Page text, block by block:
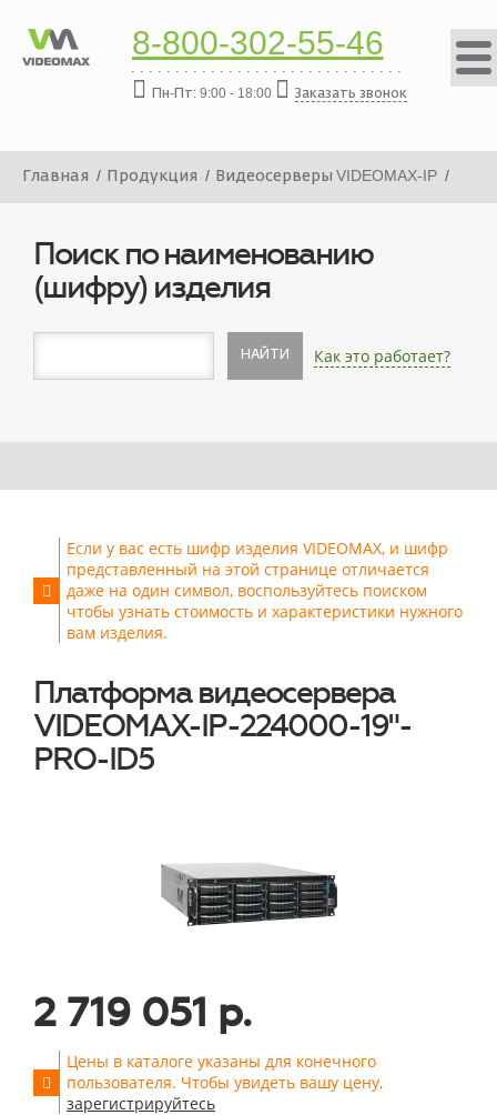
8-800-302-55-46
Пн-Пт: 9:00 - 18:00 Заказать звонок
Главная Продукция
Видеосерверы VIDEOMAX-IP
Поиск по наименованию
(шифру) изделия
НАЙТИ Как это работает?
Если у вас есть шифр изделия VIDEOMAX, и шифр
представленный на этой странице отличается
даже на один символ, воспользуйтесь поиском
чтобы узнать стоимость и характеристики нужного
вам изделия.
Платформа видеосервера
VIDEOMAX-IP-224000-19"-
PRO-ID5
2 719 051 р.
Цены в каталоге указаны для конечного
пользователя. Чтобы увидеть вашу цену,
зарегистрируйтесь